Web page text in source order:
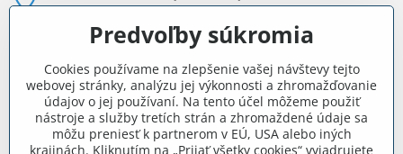
Most pri Bratislave
Pon - Pia 8:00 - 11:30 a 12:15 - 15:30
Facebook
Navigácia
Predvoľby súkromia
Cookies používame na zlepšenie vašej návštevy tejto
webovej stránky, analýzu jej výkonnosti a zhromažďovanie
údajov o jej používaní. Na tento účel môžeme použiť
nástroje a služby tretích strán a zhromaždené údaje sa
môžu preniesť k partnerom v EÚ, USA alebo iných
krajinách. Kliknutím na „Prijať všetky cookies“ vyjadrujete